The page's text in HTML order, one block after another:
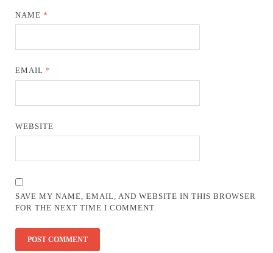
NAME*
EMAIL*
WEBSITE
SAVE MY NAME, EMAIL, AND WEBSITE IN THIS BROWSER
FOR THE NEXT TIME I COMMENT.